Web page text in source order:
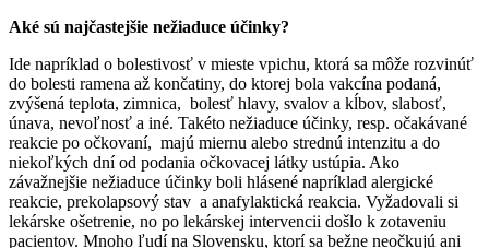
Aké sú najčastejšie nežiaduce účinky?
Ide napríklad o bolestivosť v mieste vpichu, ktorá sa môže rozvinúť
do bolesti ramena až končatiny, do ktorej bola vakcína podaná,
zvýšená teplota, zimnica, bolesť hlavy, svalov a kĺbov, slabosť,
únava, nevoľnosť a iné. Takéto nežiaduce účinky, resp. očakávané
reakcie po očkovaní, majú miernu alebo strednú intenzitu a do
niekoľkých dní od podania očkovacej látky ustúpia. Ako
závažnejšie nežiaduce účinky boli hlásené napríklad alergické
reakcie, prekolapsový stav a anafylaktická reakcia. Vyžadovali si
lekárske ošetrenie, no po lekárskej intervencii došlo k zotaveniu
pacientov. Mnoho ľudí na Slovensku, ktorí sa bežne neočkujú ani